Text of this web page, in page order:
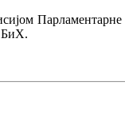
БиХ.